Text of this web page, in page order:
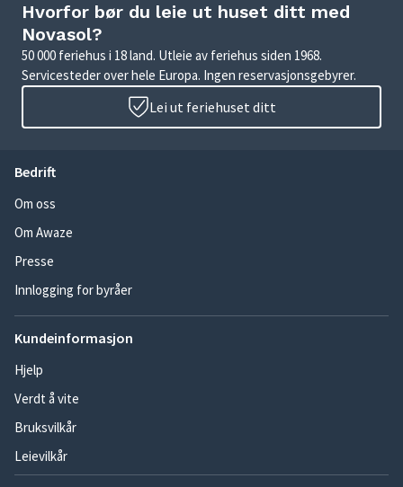
Hvorfor bør du leie ut huset ditt med
Novasol?
50 000 feriehus i 18 land. Utleie av feriehus siden 1968.
Servicesteder over hele Europa. Ingen reservasjonsgebyrer.
Lei ut feriehuset ditt
Bedrift
Om oss
Om Awaze
Presse
Innlogging for byråer
Kundeinformasjon
Hjelp
Verdt å vite
Bruksvilkår
Leievilkår